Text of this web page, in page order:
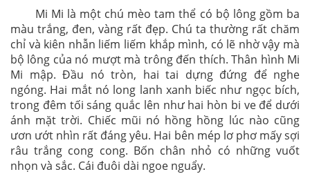
Mi Mi là một chú mèo tam thể có bộ lông gồm ba
màu trắng, đen, vàng rất đẹp. Chú ta thường rất chăm
chỉ và kiên nhẫn liếm liếm khắp mình, có lẽ nhờ vậy mà
bộ lông của nó mượt mà trông đến thích. Thân hình Mi
Mi mập. Đầu nó tròn, hai tai dựng đứng để nghe
ngóng. Hai mắt nó long lanh xanh biếc như ngọc bích,
trong đêm tối sáng quắc lên như hai hòn bi ve để dưới
ánh mặt trời. Chiếc mũi nó hồng hồng lúc nào cũng
ươn ướt nhìn rất đáng yêu. Hai bên mép lơ phơ mấy sợi
râu trắng cong cong. Bốn chân nhỏ có những vuốt
nhọn và sắc. Cái đuôi dài ngoe nguẩy.